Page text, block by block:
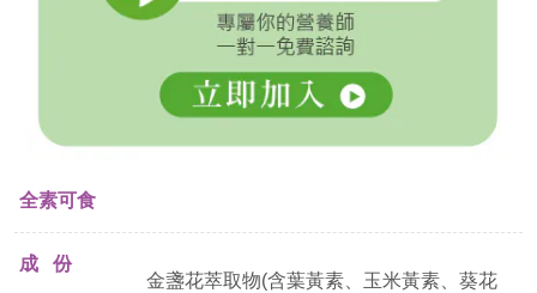
全素可食
成 份
金盞花萃取物(含葉黃素、玉米黃素、葵花